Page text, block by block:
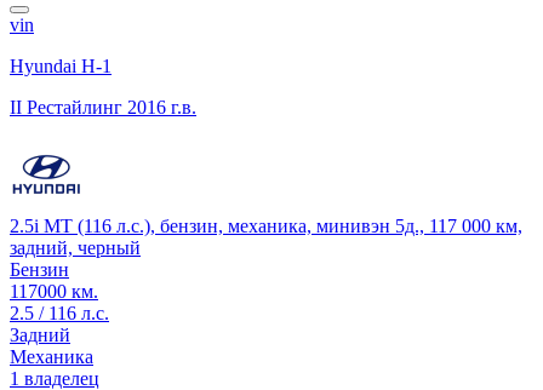
vin
Hyundai H-1
II Рестайлинг 2016 г.в.
2.5i MT (116 л.с.), бензин, механика, минивэн 5д., 117 000 км,
задний, черный
Бензин
117000 км.
2.5 / 116 л.с.
Задний
Механика
1 владелец